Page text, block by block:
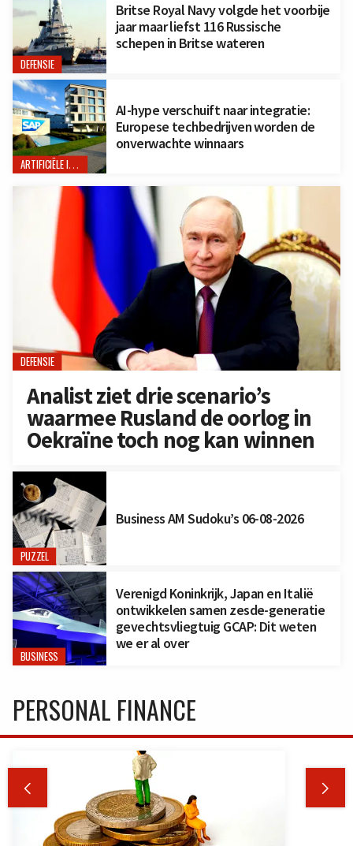
DEFENSIE
Britse Royal Navy volgde het voorbije
jaar maar liefst 116 Russische
schepen in Britse wateren
ARTIFICIËLE INTELLIGENTIE
AI-hype verschuift naar integratie:
Europese techbedrijven worden de
onverwachte winnaars
DEFENSIE
Analist ziet drie scenario’s
waarmee Rusland de oorlog in
Oekraïne toch nog kan winnen
PUZZEL
Business AM Sudoku’s 06-08-2026
BUSINESS
Verenigd Koninkrijk, Japan en Italië
ontwikkelen samen zesde-generatie
gevechtsvliegtuig GCAP: Dit weten
we er al over
PERSONAL FINANCE
 